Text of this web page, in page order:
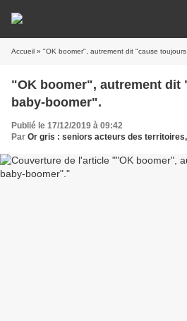
Accueil » "OK boomer", autrement dit "cause
"OK boomer", autrement dit
baby-boomer".
Publié le 17/12/2019 à 09:42
Par Or gris : seniors acteurs des territoires,